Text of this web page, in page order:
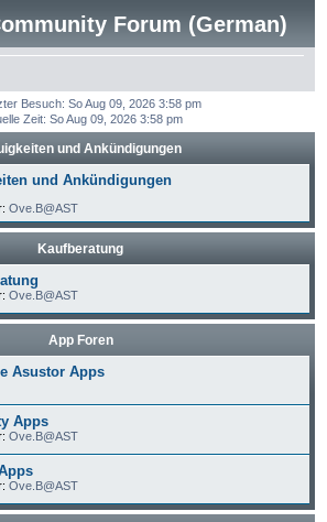
Forum (German)
Besuch: So Aug 09, 2026 3:58 pm
Zeit: So Aug 09, 2026 3:58 pm
und Ankündigungen
und Ankündigungen
Ove.B@AST
Kaufberatung
Ove.B@AST
App Foren
Asustor Apps
Apps
Ove.B@AST
Ove.B@AST